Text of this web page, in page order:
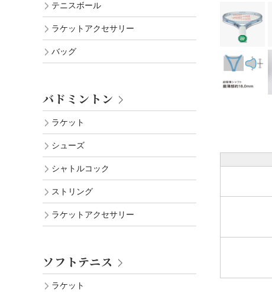
テニスボール
ラケットアクセサリー
バッグ
バドミントン
ラケット
シューズ
シャトルコック
ストリング
ラケットアクセサリー
ソフトテニス
ラケット